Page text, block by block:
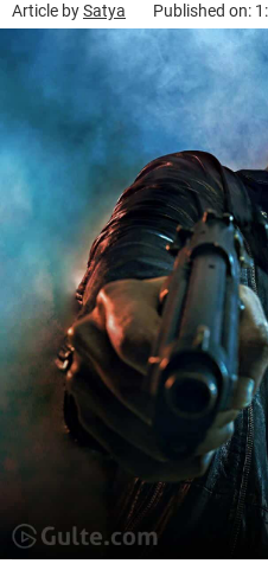
Article bySatya Published on: